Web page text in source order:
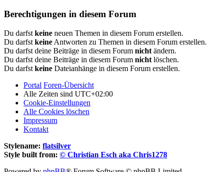
Berechtigungen in diesem Forum
Du darfst keine neuen Themen in diesem Forum erstellen.
Du darfst keine Antworten zu Themen in diesem Forum erstellen.
Du darfst deine Beiträge in diesem Forum nicht ändern.
Du darfst deine Beiträge in diesem Forum nicht löschen.
Du darfst keine Dateianhänge in diesem Forum erstellen.
Portal Foren-Übersicht
Alle Zeiten sind UTC+02:00
Cookie-Einstellungen
Alle Cookies löschen
Impressum
Kontakt
Stylename: flatsilver
Style built from: © Christian Esch aka Chris1278